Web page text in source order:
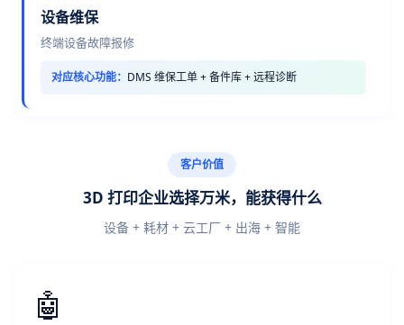
设备维保
终端设备故障报修
对应核心功能： DMS 维保工单 + 备件库 + 远程诊断
客户价值
3D 打印企业选择万米，能获得什么
设备 + 耗材 + 云工厂 + 出海 + 智能
🤖